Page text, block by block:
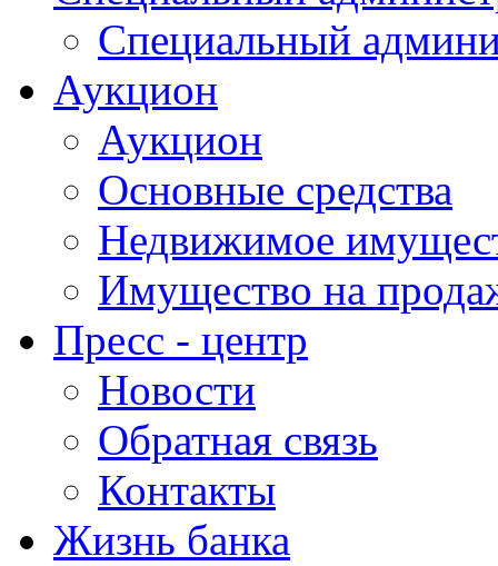
Специальный
Аукцион
Аукцион
Основные средства
Недвижимое
Имущество на
Пресс - центр
Новости
Обратная связь
Контакты
Жизнь банка